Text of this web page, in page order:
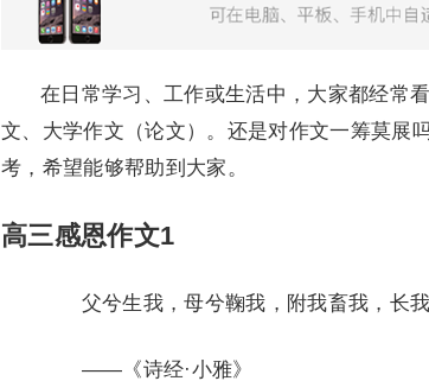
在日常学习、工作或生活中，大家都经常
文、大学作文（论文）。还是对作文一筹莫展
考，希望能够帮助到大家。
高三感恩作文1
父兮生我，母兮鞠我，附我畜我，长我
——《诗经·小雅》